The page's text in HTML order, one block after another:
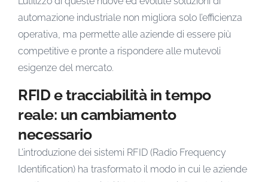
automazione industriale non migliora solo l’efficienza
operativa, ma permette alle aziende di essere più
competitive e pronte a rispondere alle mutevoli
esigenze del mercato.
RFID e tracciabilità in tempo
reale: un cambiamento
necessario
L’introduzione dei sistemi RFID (Radio Frequency
Identification) ha trasformato il modo in cui le aziende